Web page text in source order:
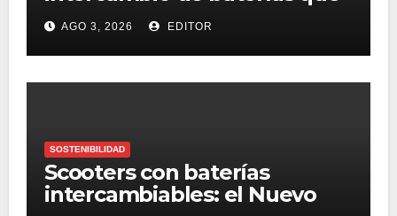
conquista Australia
AGO 3, 2026 EDITOR
SOSTENIBILIDAD
Scooters con baterías
intercambiables: el Nuevo